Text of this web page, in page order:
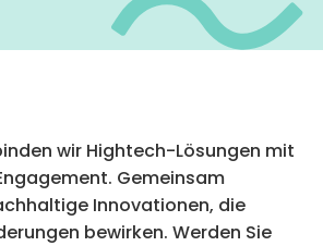
wir Hightech-Lösungen mit
Gemeinsam
Innovationen, die
bewirken. Werden Sie